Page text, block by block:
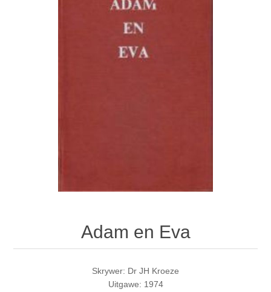
Adam en Eva
Skrywer: Dr JH Kroeze
Uitgawe: 1974